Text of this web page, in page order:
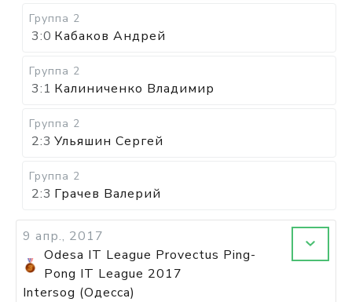
Группа 2
3:0 Кабаков Андрей
Группа 2
3:1 Калиниченко Владимир
Группа 2
2:3 Ульяшин Сергей
Группа 2
2:3 Грачев Валерий
9 апр., 2017
Odesa IT League Provectus Ping-
Pong IT League 2017
Intersog (Одесса)